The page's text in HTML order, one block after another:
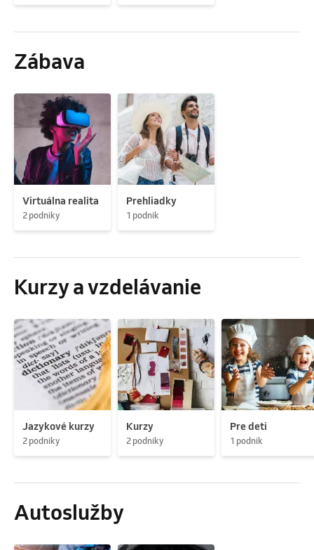
Zábava
Virtuálna realita
2 podniky
Prehliadky
1 podnik
Kurzy a vzdelávanie
Jazykové kurzy
2 podniky
Kurzy
2 podniky
Pre deti
1 podnik
Autoslužby